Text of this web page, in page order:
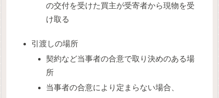
の交付を受けた買主が受寄者から現物を受
け取る
引渡しの場所
契約など当事者の合意で取り決めのある場
所
当事者の合意により定まらない場合、